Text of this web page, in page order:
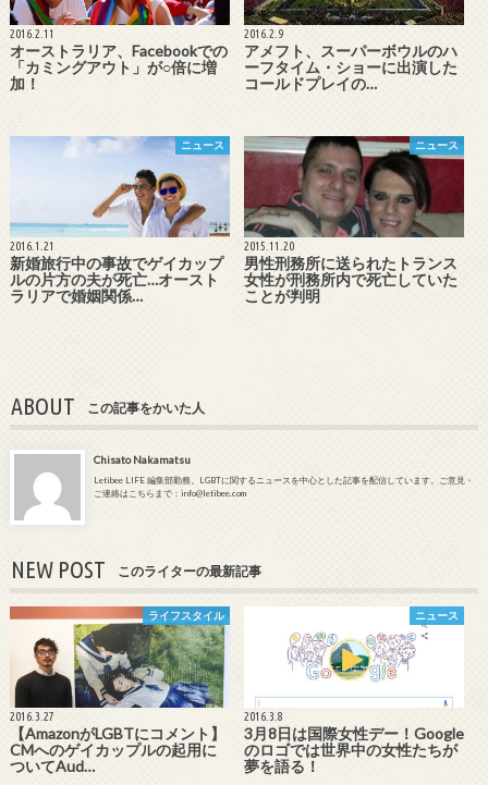
2016.2.11
オーストラリア、Facebookでの
「カミングアウト」が○倍に増
加！
2016.2.9
アメフト、スーパーボウルのハ
ーフタイム・ショーに出演した
コールドプレイの…
ニュース
2016.1.21
新婚旅行中の事故でゲイカップ
ルの片方の夫が死亡…オースト
ラリアで婚姻関係…
ニュース
2015.11.20
男性刑務所に送られたトランス
女性が刑務所内で死亡していた
ことが判明
ABOUT この記事をかいた人
Chisato Nakamatsu
Letibee LIFE 編集部勤務。LGBTに関するニュースを中心とした記事を配信しています。ご意見・
ご連絡はこちらまで：info@letibee.com
NEW POST このライターの最新記事
ライフスタイル
2016.3.27
【AmazonがLGBTにコメント】
CMへのゲイカップルの起用に
ついてAud…
ニュース
2016.3.8
3月8日は国際女性デー！Google
のロゴでは世界中の女性たちが
夢を語る！